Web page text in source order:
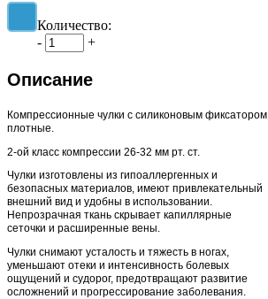
Количество:
-
+
Описание
Компрессионные чулки с силиконовым фиксатором,
плотные.
2-ой класс компрессии 26-32 мм рт. ст.
Чулки изготовлены из гипоаллергенных и
безопасных материалов, имеют привлекательный
внешний вид и удобны в использовании.
Непрозрачная ткань скрывает капиллярные
сеточки и расширенные вены.
Чулки снимают усталость и тяжесть в ногах,
уменьшают отеки и интенсивность болевых
ощущений и судорог, предотвращают развитие
осложнений и прогрессирование заболевания.